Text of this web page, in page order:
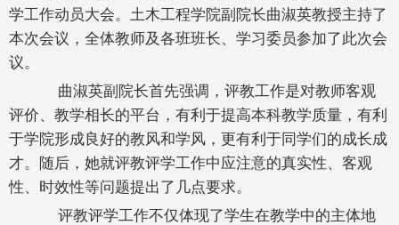
学工作动员大会。土木工程学院副院长曲淑英教授主持了
本次会议，全体教师及各班班长、学习委员参加了此次会
议。
曲淑英副院长首先强调，评教工作是对教师客观
评价、教学相长的平台，有利于提高本科教学质量，有利
于学院形成良好的教风和学风，更有利于同学们的成长成
才。随后，她就评教评学工作中应注意的真实性、客观
性、时效性等问题提出了几点要求。
评教评学工作不仅体现了学生在教学中的主体地